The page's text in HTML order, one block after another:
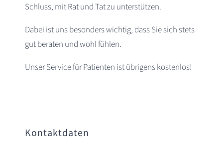
Schluss, mit Rat und Tat zu unterstützen.
Dabei ist uns besonders wichtig, dass Sie sich stets
gut beraten und wohl fühlen.
Unser Service für Patienten ist übrigens kostenlos!
Kontaktdaten